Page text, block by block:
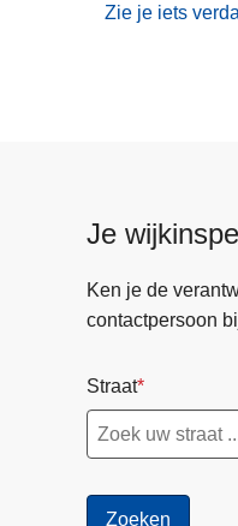
Zie je iets
Je
Ken je de
contactpersoon
Straat